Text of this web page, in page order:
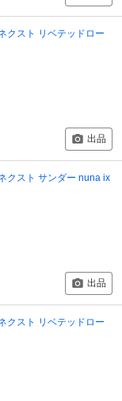
クスト リベテッドロー
出品
クスト サンダー nuna ix
出品
クスト リベテッドロー